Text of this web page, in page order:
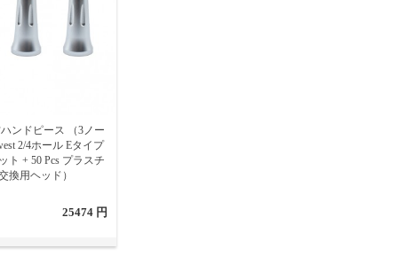
ンドピース （3ノー
2/4ホール Eタイプ
ト + 50 Pcs プラスチ
換用ヘッド）
25474 円